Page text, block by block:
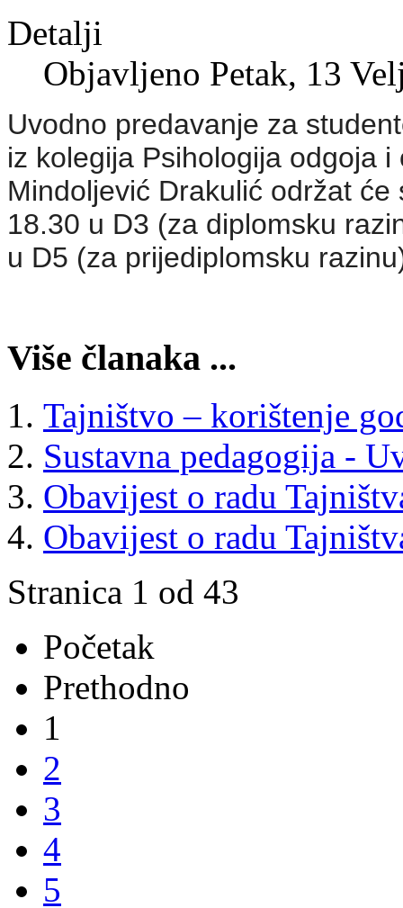
Detalji
Objavljeno Petak, 13
Uvodno predavanje za
iz kolegija Psihologija odgoja
Mindoljević Drakulić održat
18.30 u D3 (za diplomsku
u D5 (za prijediplomsku
Više članaka ...
Tajništvo – korištenje
Sustavna pedagogija -
Obavijest o radu
Obavijest o radu
Stranica 1 od 43
Početak
Prethodno
1
2
3
4
5